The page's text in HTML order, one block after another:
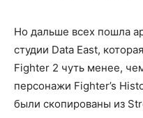
Но дальше всех пошла
студии Data East,
Fighter 2 чуть менее,
персонажи Fighter’s
были скопированы из